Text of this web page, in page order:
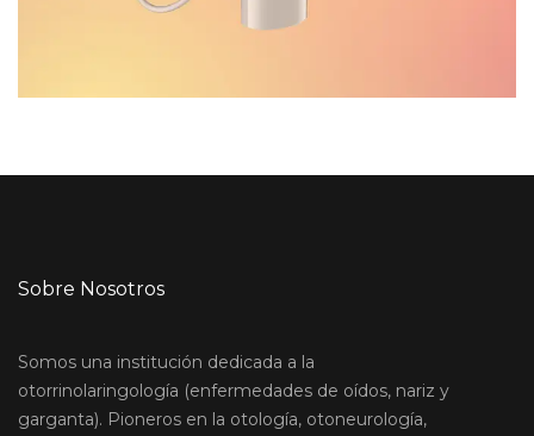
Sobre Nosotros
Somos una institución dedicada a la
otorrinolaringología (enfermedades de oídos, nariz y
garganta). Pioneros en la otología, otoneurología,